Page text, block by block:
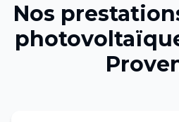
Nos